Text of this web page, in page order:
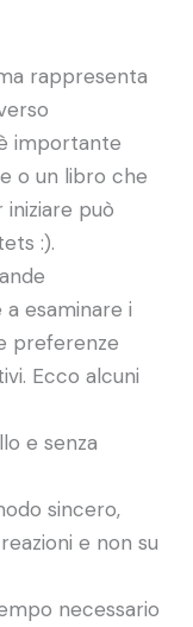
rappresenta
importante
o un libro che
può
:).
esaminare i
preferenze
Ecco alcuni
e senza
sincero,
e non su
necessario